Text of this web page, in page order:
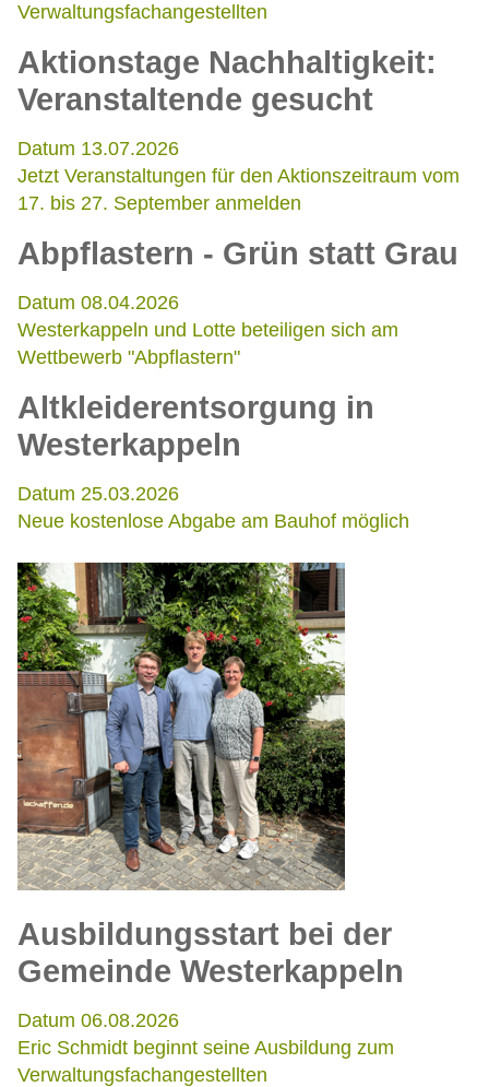
Verwaltungsfachangestellten
Aktionstage Nachhaltigkeit:
Veranstaltende gesucht
Datum 13.07.2026
Jetzt Veranstaltungen für den Aktionszeitraum vom
17. bis 27. September anmelden
Abpflastern - Grün statt Grau
Datum 08.04.2026
Westerkappeln und Lotte beteiligen sich am
Wettbewerb "Abpflastern"
Altkleiderentsorgung in
Westerkappeln
Datum 25.03.2026
Neue kostenlose Abgabe am Bauhof möglich
Ausbildungsstart bei der
Gemeinde Westerkappeln
Datum 06.08.2026
Eric Schmidt beginnt seine Ausbildung zum
Verwaltungsfachangestellten